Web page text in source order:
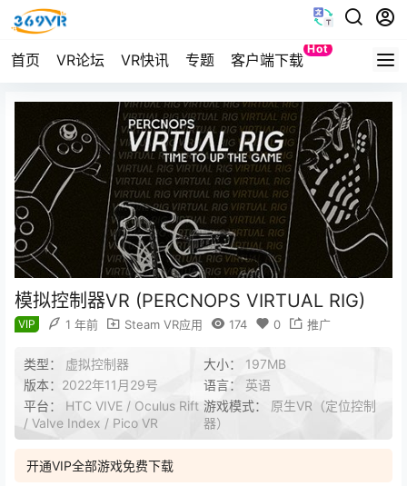
首页 VR论坛 VR快讯 专题 客户端下载
Hot
Quest
模拟控制器VR (PERCNOPS VIRTUAL RIG)
VIP 1 年前 Steam VR应用 174 0 推广
类型： 虚拟控制器 大小： 197MB
版本： 2022年11月29号 语言： 英语
平台： HTC VIVE / Oculus Rift
/ Valve Index / Pico VR
游戏模式： 原生VR（定位控制
器）
开通VIP全部游戏免费下载